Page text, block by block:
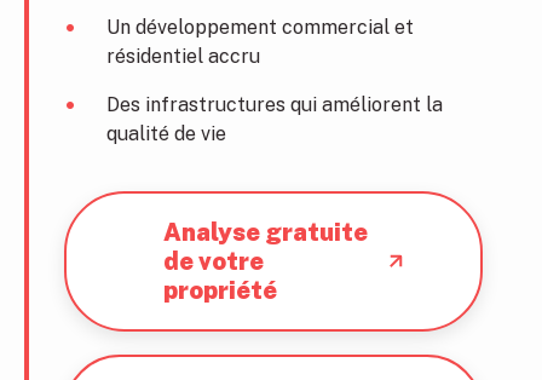
Un développement commercial et
résidentiel accru
Des infrastructures qui améliorent la
qualité de vie
Analyse gratuite
de votre
propriété